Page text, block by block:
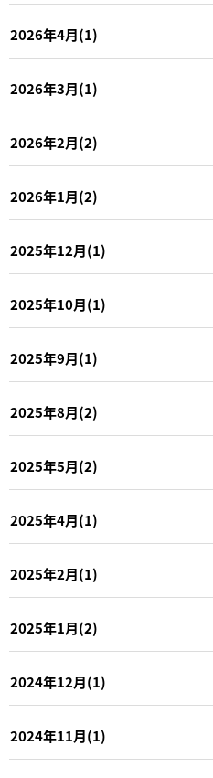
2026年4月(1)
2026年3月(1)
2026年2月(2)
2026年1月(2)
2025年12月(1)
2025年10月(1)
2025年9月(1)
2025年8月(2)
2025年5月(2)
2025年4月(1)
2025年2月(1)
2025年1月(2)
2024年12月(1)
2024年11月(1)